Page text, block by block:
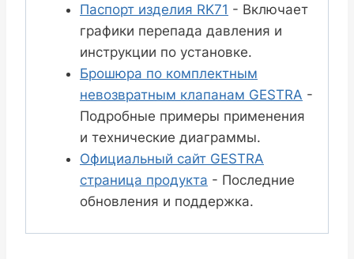
Паспорт изделия RK71 - Включает
графики перепада давления и
инструкции по установке.
Брошюра по комплектным
невозвратным клапанам GESTRA -
Подробные примеры применения
и технические диаграммы.
Официальный сайт GESTRA
страница продукта - Последние
обновления и поддержка.